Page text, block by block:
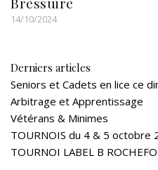
14/10/2024
Derniers articles
Seniors et Cadets en lice ce
Arbitrage et Apprentissage
Vétérans & Minimes
TOURNOIS du 4 & 5 octobre
TOURNOI LABEL B